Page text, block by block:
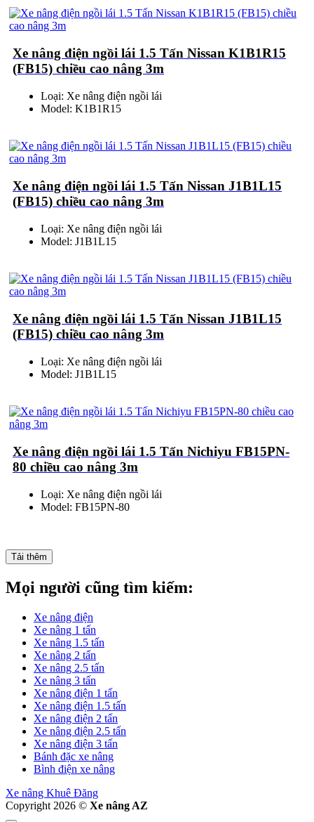
Xe nâng điện ngồi lái 1.5 Tấn Nissan K1B1R15
(FB15) chiều cao nâng 3m
Loại: Xe nâng điện ngồi lái
Model: K1B1R15
Xe nâng điện ngồi lái 1.5 Tấn Nissan J1B1L15
(FB15) chiều cao nâng 3m
Loại: Xe nâng điện ngồi lái
Model: J1B1L15
Xe nâng điện ngồi lái 1.5 Tấn Nissan J1B1L15
(FB15) chiều cao nâng 3m
Loại: Xe nâng điện ngồi lái
Model: J1B1L15
Xe nâng điện ngồi lái 1.5 Tấn Nichiyu FB15PN-
80 chiều cao nâng 3m
Loại: Xe nâng điện ngồi lái
Model: FB15PN-80
Tải thêm
Mọi người cũng tìm kiếm:
Xe nâng điện
Xe nâng 1 tấn
Xe nâng 1.5 tấn
Xe nâng 2 tấn
Xe nâng 2.5 tấn
Xe nâng 3 tấn
Xe nâng điện 1 tấn
Xe nâng điện 1.5 tấn
Xe nâng điện 2 tấn
Xe nâng điện 2.5 tấn
Xe nâng điện 3 tấn
Bánh đặc xe nâng
Bình điện xe nâng
Xe nâng Khuê Đăng
Copyright 2026 © Xe nâng AZ